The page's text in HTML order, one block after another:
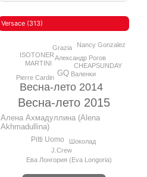
Versace (313)
Весна-лето 2015
Весна-лето 2014
Алена Ахмадуллина (Alena
Akhmadullina)
GQ
Pitti Uomo
Pierre Cardin
Александр Рогов
Шоколад
Валенки
J.Crew
MARTINI
Grazia
ISOTONER
Ева Лонгория (Eva Longoria)
Nancy Gonzalez
CHEAPSUNDAY